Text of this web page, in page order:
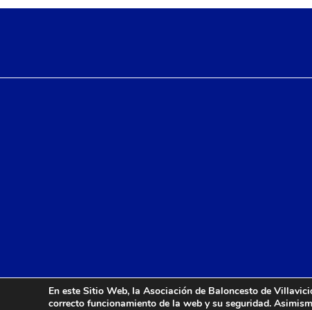
En este Sitio Web, la Asociación de Baloncesto de
correcto funcionamiento de la web y su seguridad.